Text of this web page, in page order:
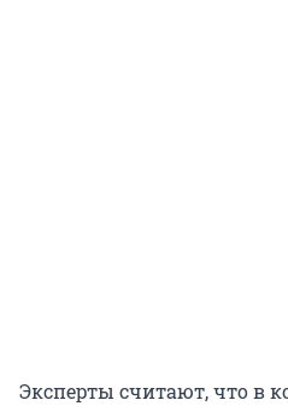
Эксперты считают, что в